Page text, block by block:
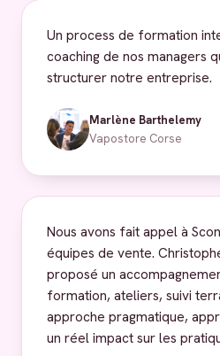
Un process de formation
coaching de nos managers
structurer notre entreprise.
Marlène Barthelemy
Vapostore Corse
Nous avons fait appel à
équipes de vente.
proposé un
formation, ateliers, suivi
approche pragmatique,
un réel impact sur les